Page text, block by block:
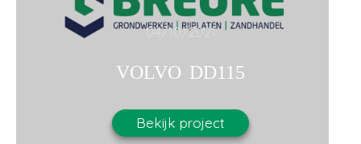
04/10/2021
VOLVO DD115
Bekijk project